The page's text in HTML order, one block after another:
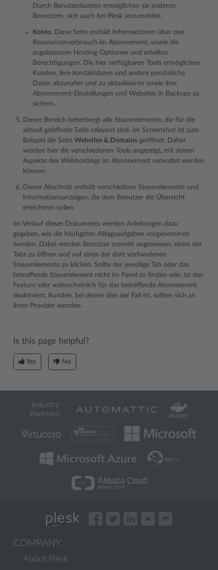
Durch Benutzerkonten ermöglichen sie anderen
Benutzern, sich auch bei Plesk anzumelden.
Konto. Diese Seite enthält Informationen über den
Ressourcenverbrauch im Abonnement, sowie die
zugelassenen Hosting-Optionen und erteilten
Berechtigungen. Die hier verfügbaren Tools ermöglichen
Kunden, ihre Kontaktdaten und andere persönliche
Daten abzurufen und zu aktualisieren sowie ihre
Abonnement-Einstellungen und Websites in Backups zu
sichern.
Dieser Bereich beherbergt alle Steuerelemente, die für die
aktuell geöffnete Seite relevant sind. Im Screenshot ist zum
Beispiel die Seite Websites & Domains geöffnet. Daher
werden hier die verschiedenen Tools angezeigt, mit denen
Aspekte des Webhostings im Abonnement verwaltet werden
können.
Dieser Abschnitt enthält verschiedene Steuerelemente und
Informationsanzeigen, die dem Benutzer die Übersicht
erleichtern sollen.
Im Verlauf dieses Dokuments werden Anleitungen dazu
gegeben, wie die häufigsten Alltagsaufgaben vorgenommen
werden. Dabei werden Benutzer zumeist angewiesen, einen der
Tabs zu öffnen und auf eines der dort vorhandenen
Steuerelemente zu klicken. Sollte der jeweilige Tab oder das
betreffende Steuerelement nicht im Panel zu finden sein, ist das
Feature sehr wahrscheinlich für das betreffende Abonnement
deaktiviert. Kunden, bei denen dies der Fall ist, sollten sich an
ihren Provider wenden.
Is this page helpful?
Yes No
Industry
Partners:
COMPANY
About Plesk